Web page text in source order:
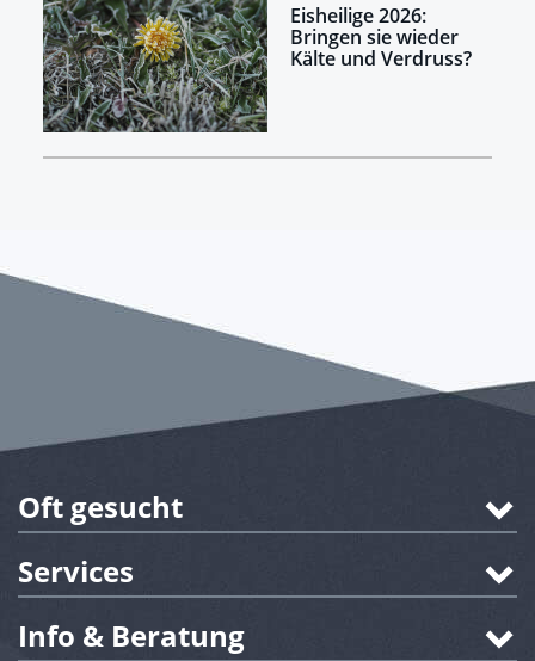
Eisheilige 2026:
Bringen sie wieder
Kälte und Verdruss?
Oft gesucht
Services
Info & Beratung